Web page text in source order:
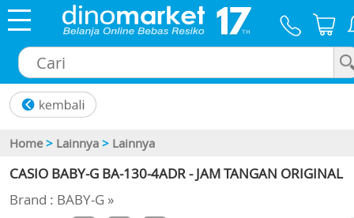
Home > Lainnya > Lainnya
CASIO BABY-G BA-130-4ADR - JAM TANGAN ORIGINAL
Brand : BABY-G »